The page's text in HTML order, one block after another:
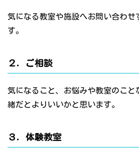
気になる教室や施設へお問い合わせ
す。
２．ご相談
気になること、お悩みや教室のこと
緒だとよりいいかと思います。
３．体験教室